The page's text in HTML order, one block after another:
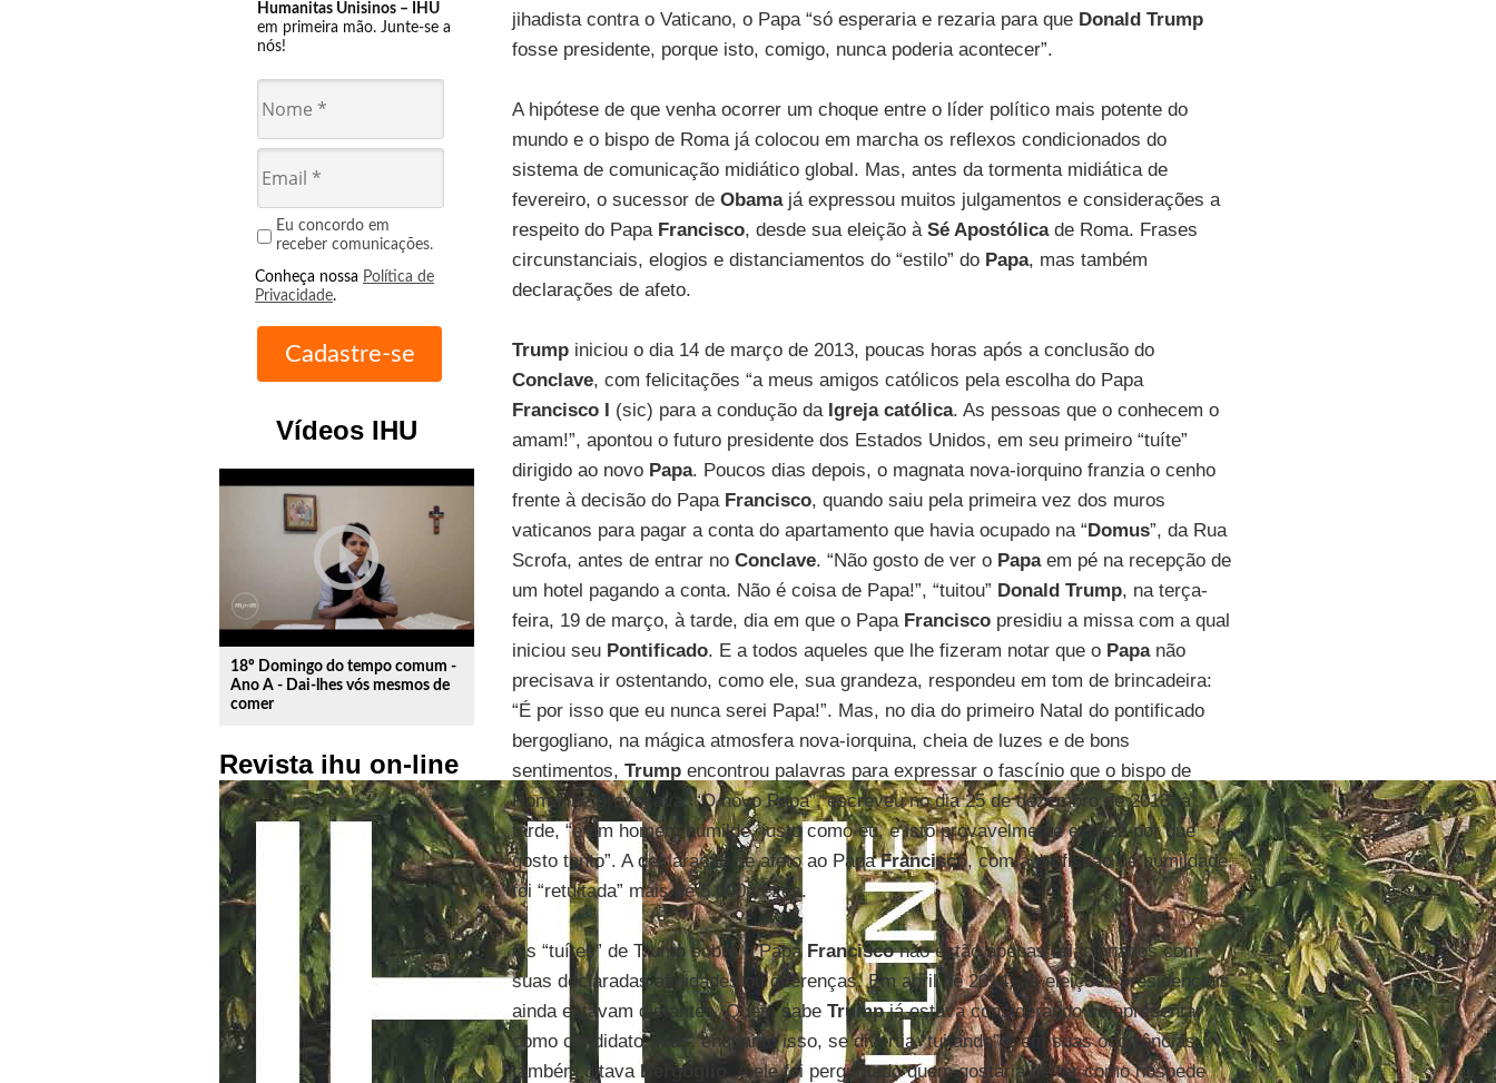
Humanitas Unisinos – IHU
em primeira mão. Junte-se a
nós!
Eu concordo em
receber comunicações.
Conheça nossa Política de
Privacidade.
Vídeos IHU
play_circle_outline
18º Domingo do tempo comum -
Ano A - Dai-lhes vós mesmos de
comer
Revista ihu on-line
jihadista contra o Vaticano, o Papa “só esperaria e rezaria para que Donald Trump
fosse presidente, porque isto, comigo, nunca poderia acontecer”.
A hipótese de que venha ocorrer um choque entre o líder político mais potente do
mundo e o bispo de Roma já colocou em marcha os reflexos condicionados do
sistema de comunicação midiático global. Mas, antes da tormenta midiática de
fevereiro, o sucessor de Obamajá expressou muitos julgamentos e considerações a
respeito do Papa Francisco, desde sua eleição à Sé Apostólicade Roma. Frases
circunstanciais, elogios e distanciamentos do “estilo” do Papa, mas também
declarações de afeto.
Trumpiniciou o dia 14 de março de 2013, poucas horas após a conclusão do
Conclave, com felicitações “a meus amigos católicos pela escolha do Papa
Francisco I (sic) para a condução da Igreja católica. As pessoas que o conhecem o
amam!”, apontou o futuro presidente dos Estados Unidos, em seu primeiro “tuíte”
dirigido ao novo Papa. Poucos dias depois, o magnata nova-iorquino franzia o cenho
frente à decisão do Papa Francisco, quando saiu pela primeira vez dos muros
vaticanos para pagar a conta do apartamento que havia ocupado na “Domus”, da Rua
Scrofa, antes de entrar no Conclave. “Não gosto de ver o Papaem pé na recepção de
um hotel pagando a conta. Não é coisa de Papa!”, “tuitou” Donald Trump, na terça-
feira, 19 de março, à tarde, dia em que o Papa Franciscopresidiu a missa com a qual
iniciou seu Pontificado. E a todos aqueles que lhe fizeram notar que o Papanão
precisava ir ostentando, como ele, sua grandeza, respondeu em tom de brincadeira:
“É por isso que eu nunca serei Papa!”. Mas, no dia do primeiro Natal do pontificado
bergogliano, na mágica atmosfera nova-iorquina, cheia de luzes e de bons
sentimentos, Trumpencontrou palavras para expressar o fascínio que o bispo de
Roma lhe provocava: “O novo Papa”, escreveu no dia 25 de dezembro de 2013, à
tarde, “é um homem humilde, justo como eu, e isto provavelmente explica por que
gosto tanto”. A declaração de afeto ao PapaFrancisco, com a profissão de humildade,
foi “retuitada” mais de 5.000 vezes.
Os “tuítes” de Trump sobre o Papa Francisconão estão apenas relacionados com
suas declaradas afinidades ou diferenças. Em abril de 2014, as eleições presidenciais
ainda estavam distantes. Quem sabe Trumpjá estava considerando se apresentar
como candidato. Mas, enquanto isso, se divertia “tuitando” e em suas ocorrências
também citava Bergoglio . A ele foi perguntado quem gostaria de ter como hóspede